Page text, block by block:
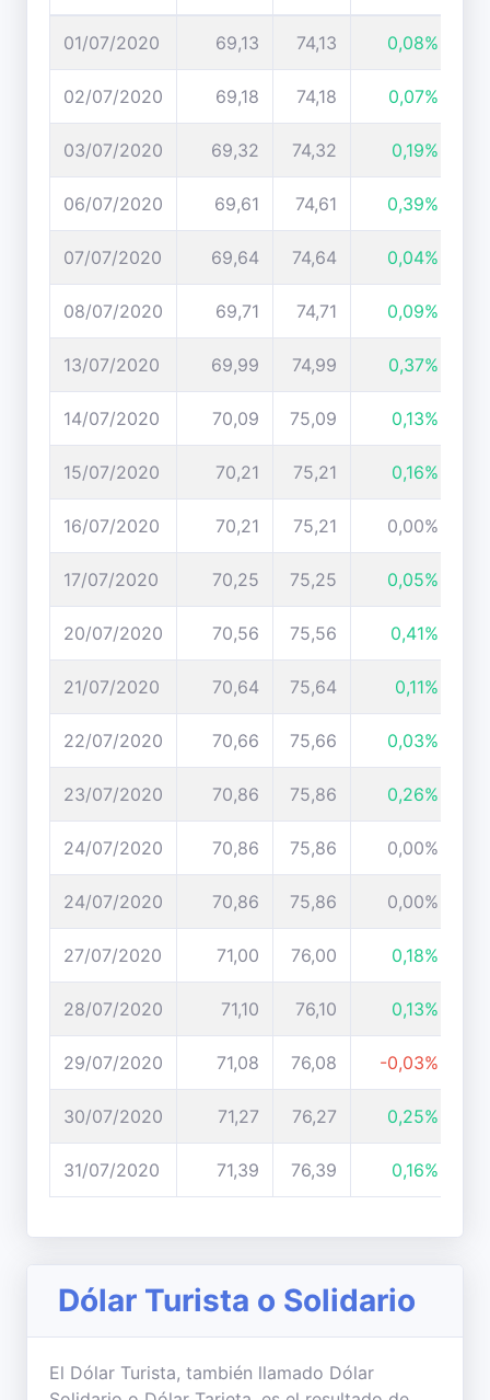
01/07/2020 69,13 74,13 0,08%
02/07/2020 69,18 74,18 0,07%
03/07/2020 69,32 74,32 0,19%
06/07/2020 69,61 74,61 0,39%
07/07/2020 69,64 74,64 0,04%
08/07/2020 69,71 74,71 0,09%
13/07/2020 69,99 74,99 0,37%
14/07/2020 70,09 75,09 0,13%
15/07/2020 70,21 75,21 0,16%
16/07/2020 70,21 75,21 0,00%
17/07/2020 70,25 75,25 0,05%
20/07/2020 70,56 75,56 0,41%
21/07/2020 70,64 75,64 0,11%
22/07/2020 70,66 75,66 0,03%
23/07/2020 70,86 75,86 0,26%
24/07/2020 70,86 75,86 0,00%
24/07/2020 70,86 75,86 0,00%
27/07/2020 71,00 76,00 0,18%
28/07/2020 71,10 76,10 0,13%
29/07/2020 71,08 76,08 -0,03%
30/07/2020 71,27 76,27 0,25%
31/07/2020 71,39 76,39 0,16%
Dólar Turista o Solidario
El Dólar Turista, también llamado Dólar